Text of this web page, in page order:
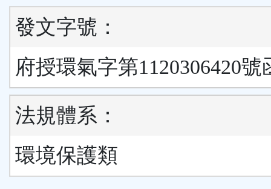
發文字號：
府授環氣字第1120306420號
法規體系：
環境保護類